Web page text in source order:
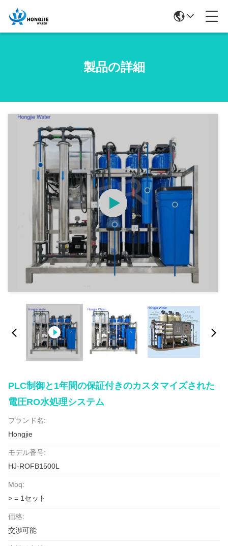
製品の詳細
PLC制御と1年間の保証付きのカスタマイズされた
電圧RO水処理システム
ブランド名:
Hongjie
モデル番号:
HJ-ROFB1500L
Moq:
> = 1セット
価格:
交渉可能